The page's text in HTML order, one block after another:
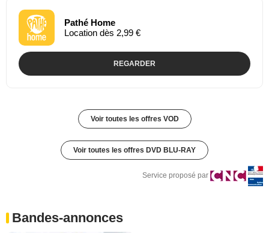
Pathé Home
Location dès 2,99 €
REGARDER
Voir toutes les offres VOD
Voir toutes les offres DVD BLU-RAY
Service proposé par
Bandes-annonces